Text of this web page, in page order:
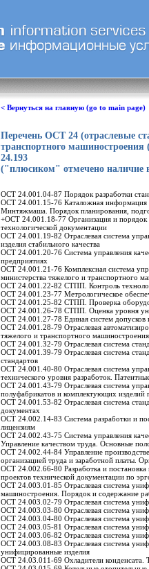
< Вернуться на главную (go to main page)
Перечень ОСТ 24 (отраслевые
транспортного
24.193
("плюсиком" отмечено наличие
ОСТ 24.001.04-87 Порядок разработки
ОСТ 24.001.15-76 Каталожная информация
Минтяжмаша. Порядок планирования,
+ОСТ 24.001.18-77 Организация и порядок
технологической документации
ОСТ 24.001.19-82 Отраслевая система
изделия стабильного качества
ОСТ 24.001.20-76 Система управления
предприятиях
ОСТ 24.001.21-76 Комплексная система
министерства тяжелого и транспортного
ОСТ 24.001.22-82 СТПП. Контроль
ОСТ 24.001.23-77 Метрологическое
ОСТ 24.001.25-82 СТПП. Проверка
ОСТ 24.001.26-78 СТПП. Оценка уровня
ОСТ 24.001.27-78 Единая систем допусков
ОСТ 24.001.28-79 Отраслевая
тяжелого и транспортного
ОСТ 24.001.32-79 Отраслевая система
ОСТ 24.001.39-79 Отраслевая система
стандартов
ОСТ 24.001.40-80 Отраслевая система
технического уровня разработок.
ОСТ 24.001.43-79 Отраслевая система
полуфабрикатов и комплектующих изделий
ОСТ 24.001.53-82 Отраслевая система
документах
ОСТ 24.002.14-83 Система разработки и
лицензиям
ОСТ 24.002.43-75 Система управления
Управление качеством труда. Основные
ОСТ 24.002.44-84 Управление
организацией труда и заработной платы.
ОСТ 24.002.66-80 Разработка и
проектов технической документации по
ОСТ 24.003.01-85 Отраслевая система
машиностроения. Порядок и содержание
ОСТ 24.003.02-79 Отраслевая система
ОСТ 24.003.03-80 Отраслевая система
ОСТ 24.003.04-80 Отраслевая система
ОСТ 24.003.05-81 Отраслевая система
ОСТ 24.003.06-82 Отраслевая система
ОСТ 24.003.08-83 Отраслевая система
унифицированные изделия
ОСТ 24.03.011-69 Охладители конденсата.